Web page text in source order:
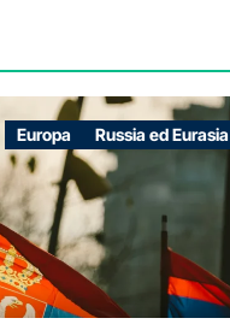
Europa Russia ed Eurasia